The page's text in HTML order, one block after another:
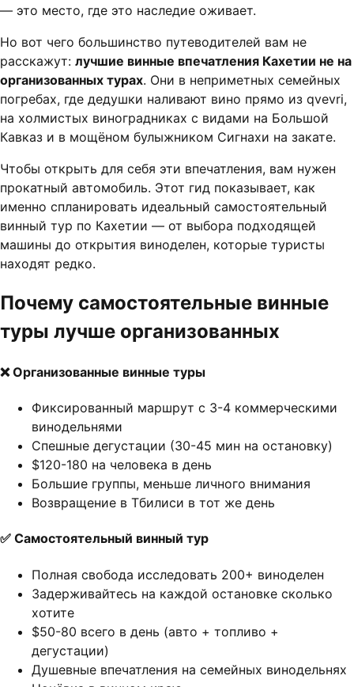
— это место, где это наследие оживает.
Но вот чего большинство путеводителей вам не
расскажут: лучшие винные впечатления Кахетии не на
организованных турах. Они в неприметных семейных
погребах, где дедушки наливают вино прямо из qvevri,
на холмистых виноградниках с видами на Большой
Кавказ и в мощёном булыжником Сигнахи на закате.
Чтобы открыть для себя эти впечатления, вам нужен
прокатный автомобиль. Этот гид показывает, как
именно спланировать идеальный самостоятельный
винный тур по Кахетии — от выбора подходящей
машины до открытия виноделен, которые туристы
находят редко.
Почему самостоятельные винные
туры лучше организованных
❌ Организованные винные туры
Фиксированный маршрут с 3-4 коммерческими
винодельнями
Спешные дегустации (30-45 мин на остановку)
$120-180 на человека в день
Большие группы, меньше личного внимания
Возвращение в Тбилиси в тот же день
✅ Самостоятельный винный тур
Полная свобода исследовать 200+ виноделен
Задерживайтесь на каждой остановке сколько
хотите
$50-80 всего в день (авто + топливо +
дегустации)
Душевные впечатления на семейных винодельнях